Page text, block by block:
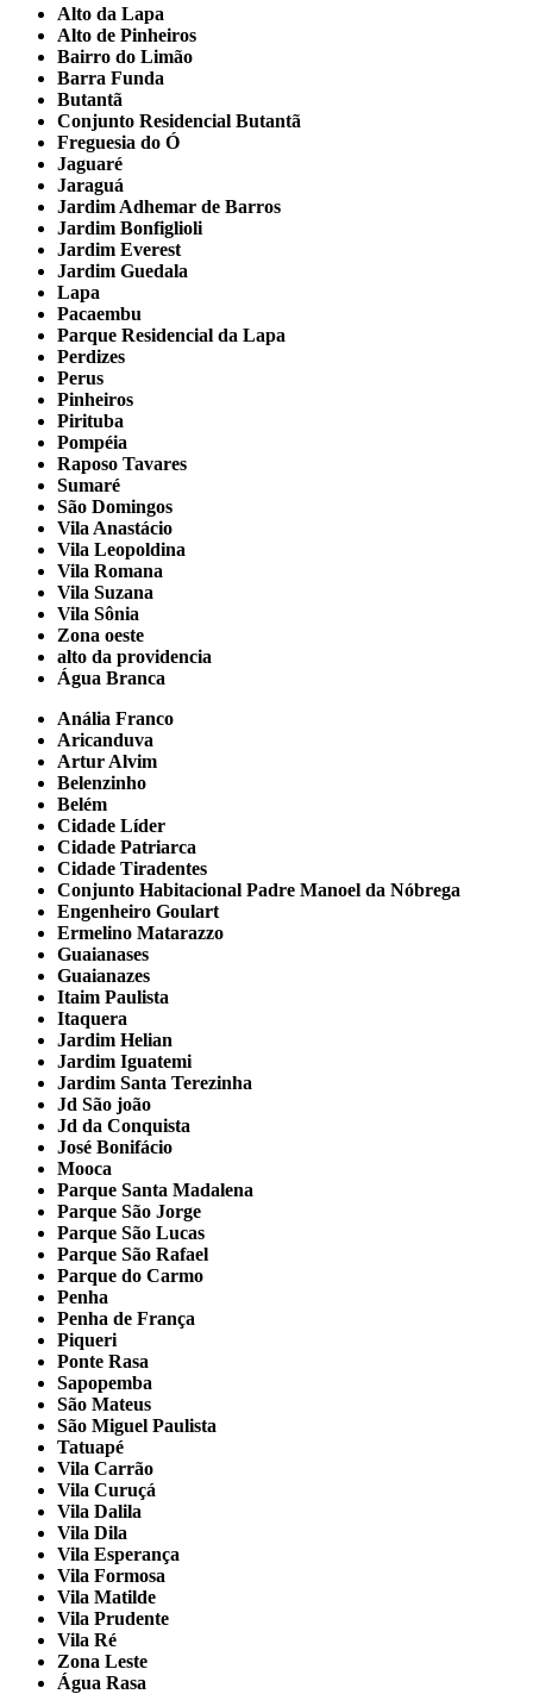
Alto da Lapa
Alto de Pinheiros
Bairro do Limão
Barra Funda
Butantã
Conjunto Residencial Butantã
Freguesia do Ó
Jaguaré
Jaraguá
Jardim Adhemar de Barros
Jardim Bonfiglioli
Jardim Everest
Jardim Guedala
Lapa
Pacaembu
Parque Residencial da Lapa
Perdizes
Perus
Pinheiros
Pirituba
Pompéia
Raposo Tavares
Sumaré
São Domingos
Vila Anastácio
Vila Leopoldina
Vila Romana
Vila Suzana
Vila Sônia
Zona oeste
alto da providencia
Água Branca
Anália Franco
Aricanduva
Artur Alvim
Belenzinho
Belém
Cidade Líder
Cidade Patriarca
Cidade Tiradentes
Conjunto Habitacional Padre Manoel da Nóbrega
Engenheiro Goulart
Ermelino Matarazzo
Guaianases
Guaianazes
Itaim Paulista
Itaquera
Jardim Helian
Jardim Iguatemi
Jardim Santa Terezinha
Jd São joão
Jd da Conquista
José Bonifácio
Mooca
Parque Santa Madalena
Parque São Jorge
Parque São Lucas
Parque São Rafael
Parque do Carmo
Penha
Penha de França
Piqueri
Ponte Rasa
Sapopemba
São Mateus
São Miguel Paulista
Tatuapé
Vila Carrão
Vila Curuçá
Vila Dalila
Vila Dila
Vila Esperança
Vila Formosa
Vila Matilde
Vila Prudente
Vila Ré
Zona Leste
Água Rasa